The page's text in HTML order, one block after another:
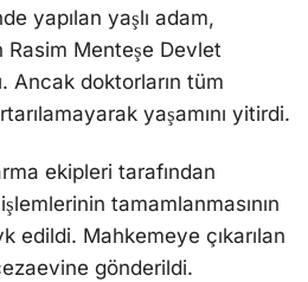
yapılan yaşlı adam,
Rasim Menteşe Devlet
Ancak doktorların tüm
yaşamını yitirdi.
ekipleri tarafından
tamamlanmasının
edildi. Mahkemeye çıkarılan
gönderildi.